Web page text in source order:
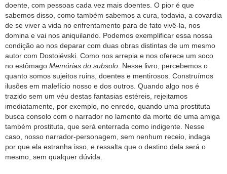
doente, com pessoas cada vez mais doentes. O pior é que
sabemos disso, como também sabemos a cura, todavia, a covardia
de se viver a vida no enfrentamento para de fato vivê-la, nos
domina e vai nos aniquilando. Podemos exemplificar essa nossa
condição ao nos deparar com duas obras distintas de um mesmo
autor com Dostoiévski. Como nos arrepia e nos oferece um soco
no estômago Memórias do subsolo . Nesse livro, percebemos o
quanto somos sujeitos ruins, doentes e mentirosos. Construímos
ilusões em malefício nosso e dos outros. Quando algo nos é
trazido sem um véu destas fantasias estéreis, rejeitamos
imediatamente, por exemplo, no enredo, quando uma prostituta
busca consolo com o narrador no lamento da morte de uma amiga
também prostituta, que será enterrada como indigente. Nesse
caso, nosso narrador-personagem, sem nenhum receio, indaga
por que ela estranha isso, e ressalta que o destino dela será o
mesmo, sem qualquer dúvida.